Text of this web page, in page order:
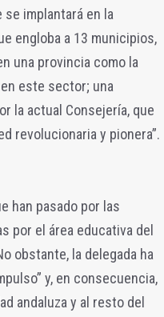
se implantará en la
engloba a 13 municipios,
una provincia como la
este sector; una
la actual Consejería, que
revolucionaria y pionera”.
han pasado por las
por el área educativa del
obstante, la delegada ha
y, en consecuencia,
andaluza y al resto del